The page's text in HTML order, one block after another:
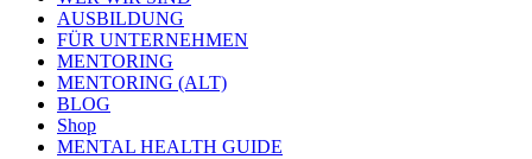
AUSBILDUNG
FÜR UNTERNEHMEN
MENTORING
MENTORING (ALT)
BLOG
Shop
MENTAL HEALTH GUIDE